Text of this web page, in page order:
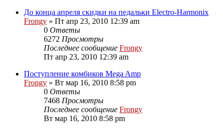
До конца апреля скидки на педальки Electro-Harmonix
Frongy » Пт апр 23, 2010 12:39 am
0 Ответы
6272 Просмотры
Последнее сообщение Frongy
Пт апр 23, 2010 12:39 am
Поступление комбиков Mega Amp
Frongy » Вт мар 16, 2010 8:58 pm
0 Ответы
7468 Просмотры
Последнее сообщение Frongy
Вт мар 16, 2010 8:58 pm